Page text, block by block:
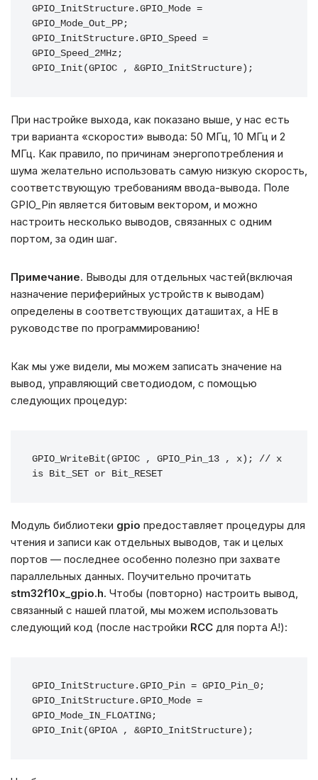
GPIO_InitStructure.GPIO_Mode =
GPIO_Mode_Out_PP;
GPIO_InitStructure.GPIO_Speed =
GPIO_Speed_2MHz;
GPIO_Init(GPIOC , &GPIO_InitStructure);
При настройке выхода, как показано выше, у нас есть
три варианта «скорости» вывода: 50 МГц, 10 МГц и 2
МГц. Как правило, по причинам энергопотребления и
шума желательно использовать самую низкую скорость,
соответствующую требованиям ввода-вывода. Поле
GPIO_Pin является битовым вектором, и можно
настроить несколько выводов, связанных с одним
портом, за один шаг.
Примечание. Выводы для отдельных частей(включая
назначение периферийных устройств к выводам)
определены в соответствующих даташитах, а НЕ в
руководстве по программированию!
Как мы уже видели, мы можем записать значение на
вывод, управляющий светодиодом, с помощью
следующих процедур:
GPIO_WriteBit(GPIOC , GPIO_Pin_13 , x); // x
is Bit_SET or Bit_RESET
Модуль библиотеки gpio предоставляет процедуры для
чтения и записи как отдельных выводов, так и целых
портов — последнее особенно полезно при захвате
параллельных данных. Поучительно прочитать
stm32f10x_gpio.h. Чтобы (повторно) настроить вывод,
связанный с нашей платой, мы можем использовать
следующий код (после настройки RCC для порта A!):
GPIO_InitStructure.GPIO_Pin = GPIO_Pin_0;
GPIO_InitStructure.GPIO_Mode =
GPIO_Mode_IN_FLOATING;
GPIO_Init(GPIOA , &GPIO_InitStructure);